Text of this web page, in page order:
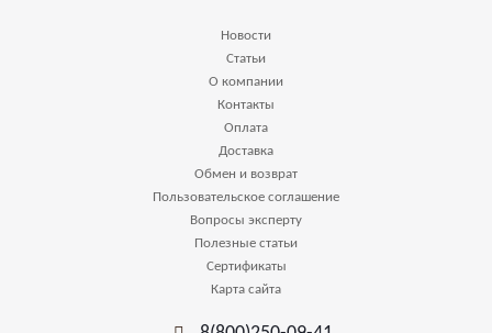
Новости
Статьи
О компании
Контакты
Оплата
Доставка
Обмен и возврат
Пользовательское соглашение
Вопросы эксперту
Полезные статьи
Сертификаты
Карта сайта